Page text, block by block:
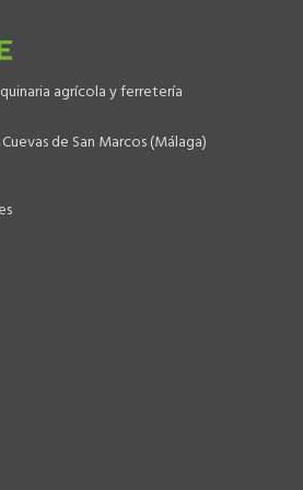
agrícola y ferretería
de San Marcos (Málaga)